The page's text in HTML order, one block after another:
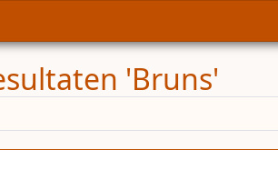
'Bruns'